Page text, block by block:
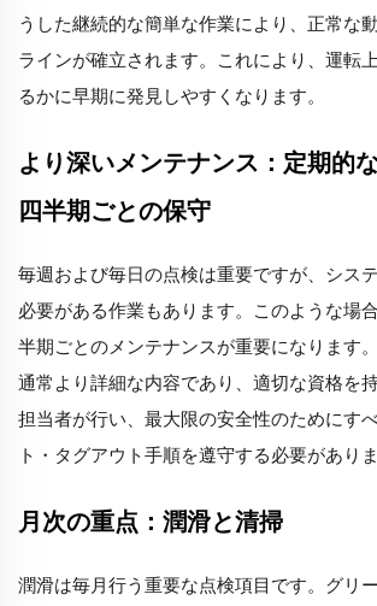
うした継続的な簡単な作業により、正常な
ラインが確立されます。これにより、運転
るかに早期に発見しやすくなります。
より深いメンテナンス：定期的
四半期ごとの保守
毎週および毎日の点検は重要ですが、シス
必要がある作業もあります。このような場
半期ごとのメンテナンスが重要になります
通常より詳細な内容であり、適切な資格を
担当者が行い、最大限の安全性のためにす
ト・タグアウト手順を遵守する必要がありま
月次の重点：潤滑と清掃
潤滑は毎月行う重要な点検項目です。グリ